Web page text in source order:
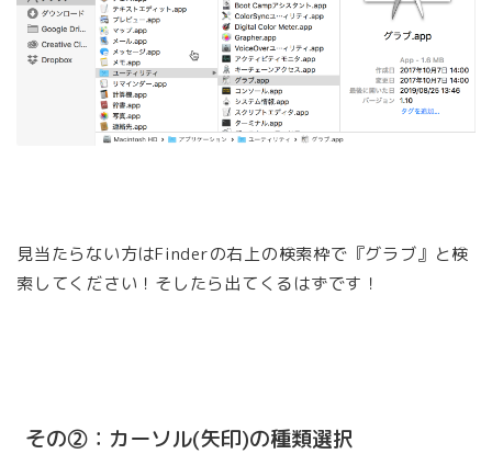
見当たらない方はFinderの右上の検索枠で『グラブ』と検
索してください！そしたら出てくるはずです！
その②：カーソル(矢印)の種類選択